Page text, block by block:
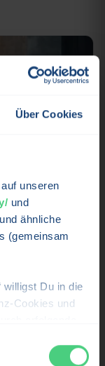
Über Cookies
unseren
und
ähnliche
(gemeinsam
willigst Du in die
Cookies und
oder Dritte, wie
Teams in